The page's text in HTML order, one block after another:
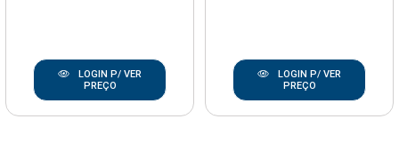
LOGIN P/ VER
PREÇO
LOGIN P/ VER
PREÇO